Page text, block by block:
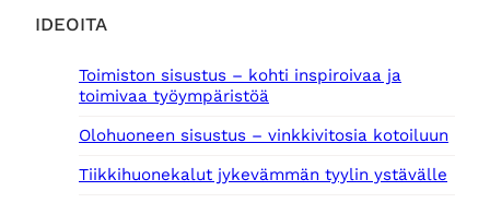
IDEOITA
Toimiston sisustus – kohti inspiroivaa ja
toimivaa työympäristöä
Olohuoneen sisustus – vinkkivitosia kotoiluun
Tiikkihuonekalut jykevämmän tyylin ystävälle